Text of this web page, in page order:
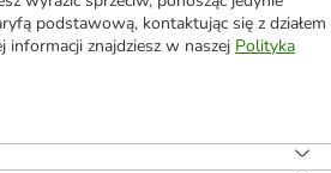
podstawową, kontaktując się z działem
informacji znajdziesz w naszej Polityka